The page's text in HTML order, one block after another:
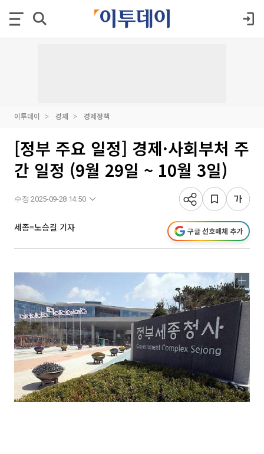
이투데이 경제 경제정책
[정부 주요 일정] 경제·사회부처 주
간 일정 (9월 29일 ~ 10월 3일)
수정 2025-09-28 14:50
세종=노승길 기자 구글 선호매체 추가